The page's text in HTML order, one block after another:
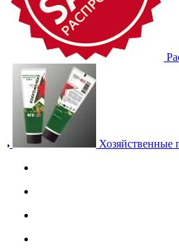
Хозяйственные